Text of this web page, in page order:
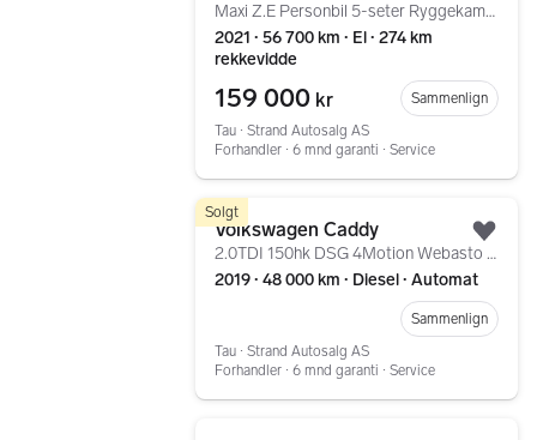
Maxi Z.E Personbil 5-seter Ryggekamera Dieselvarmer Nav
2021 ∙ 56 700 km ∙ El ∙ 274 km
rekkevidde
159 000 kr
Sammenlign
Tau ∙ Strand Autosalg AS
Forhandler ∙ 6 mnd garanti ∙ Service
Solgt
Volkswagen Caddy
2.0TDI 150hk DSG 4Motion Webasto Bi-Xenon Lav KM
2019 ∙ 48 000 km ∙ Diesel ∙ Automat
Sammenlign
Tau ∙ Strand Autosalg AS
Forhandler ∙ 6 mnd garanti ∙ Service
Gå til annonsen